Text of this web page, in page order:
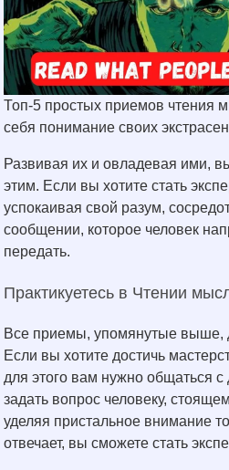
Топ-5 простых приемов чтения
себя понимание своих
Развивая их и овладевая ими,
этим. Если вы хотите стать
успокаивая свой разум,
сообщении, которое человек
передать.
Практикуетесь в Чтении
Все приемы, упомянутые выше,
Если вы хотите достичь
для этого вам нужно общаться
задать вопрос человеку,
уделяя пристальное внимание
отвечает, вы сможете стать